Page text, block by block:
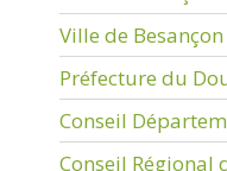
Ville de Besançon
Préfecture du
Conseil
Conseil Régional